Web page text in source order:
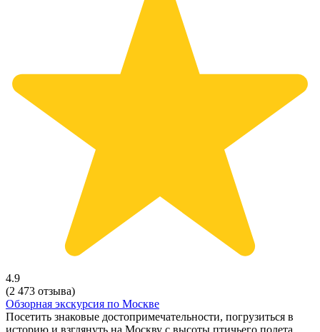
4.9
(2 473 отзыва)
Обзорная экскурсия по Москве
Посетить знаковые достопримечательности, погрузиться в
историю и взглянуть на Москву с высоты птичьего полета